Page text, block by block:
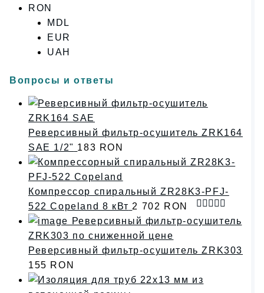
RON
MDL
EUR
UAH
Вопросы и ответы
Реверсивный фильтр-осушитель ZRK164
SAE 1/2" 183 RON
Компрессор спиральный ZR28K3-PFJ-
522 Copeland 8 кВт
Оценка
5.00из 5
2 702 RON
Реверсивный фильтр-осушитель ZRK303
155 RON